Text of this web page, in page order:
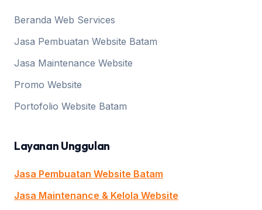
Beranda Web Services
Jasa Pembuatan Website Batam
Jasa Maintenance Website
Promo Website
Portofolio Website Batam
Layanan Unggulan
Jasa Pembuatan Website Batam
Jasa Maintenance & Kelola Website